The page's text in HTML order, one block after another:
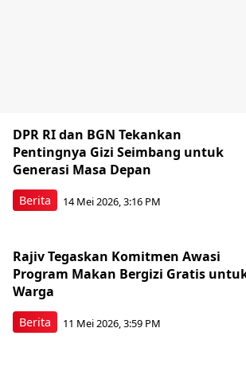
Berita
DPR RI dan BGN Tekankan
Pentingnya Gizi Seimbang untuk
Generasi Masa Depan
14 Mei 2026, 3:16 PM
Berita
Rajiv Tegaskan Komitmen Awasi
Program Makan Bergizi Gratis
Warga
11 Mei 2026, 3:59 PM